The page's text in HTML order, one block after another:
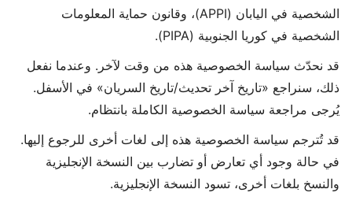
الشخصية في اليابان (APPI)، وقانون حماية المعلومات
الشخصية في كوريا الجنوبية (PIPA).
قد نحدّث سياسة الخصوصية هذه من وقت لآخر. وعندما نفعل
ذلك، سنراجع «تاريخ آخر تحديث/تاريخ السريان» في الأسفل.
يُرجى مراجعة سياسة الخصوصية الكاملة بانتظام.
قد تُترجم سياسة الخصوصية هذه إلى لغات أخرى للرجوع إليها.
في حالة وجود أي تعارض أو تضارب بين النسخة الإنجليزية
والنسخ بلغات أخرى، تسود النسخة الإنجليزية.